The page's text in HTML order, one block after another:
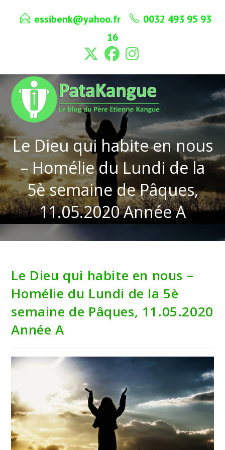
essibenk@yahoo.fr
0032 493 95 93
16
Le Dieu qui habite en nous
– Homélie du Lundi de la
5è semaine de Pâques,
11.05.2020 Année A
Le Dieu qui habite en nous –
Homélie du Lundi de la 5è
semaine de Pâques, 11.05.2020
Année A